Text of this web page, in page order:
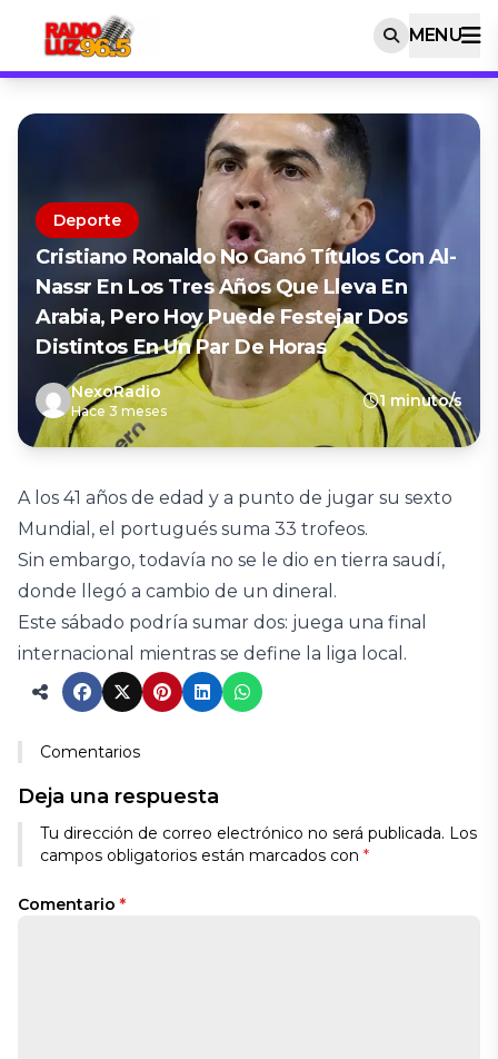
MENU
Deporte
Cristiano Ronaldo No Ganó Títulos Con Al-
Nassr En Los Tres Años Que Lleva En
Arabia, Pero Hoy Puede Festejar Dos
Distintos En Un Par De Horas
NexoRadio
Hace 3 meses
1 minuto/s
A los 41 años de edad y a punto de jugar su sexto
Mundial, el portugués suma 33 trofeos.
Sin embargo, todavía no se le dio en tierra saudí,
donde llegó a cambio de un dineral.
Este sábado podría sumar dos: juega una final
internacional mientras se define la liga local.
Comentarios
Deja una respuesta
Tu dirección de correo electrónico no será publicada. Los
campos obligatorios están marcados con *
Comentario *